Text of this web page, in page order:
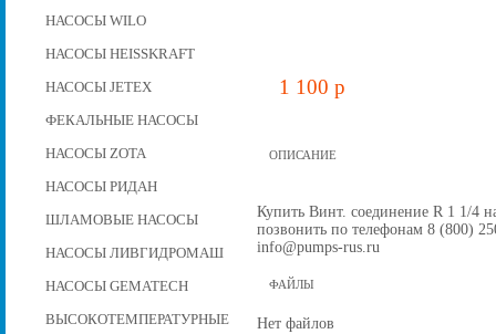
НАСОСЫ WILO
НАСОСЫ HEISSKRAFT
НАСОСЫ JETEX
ФЕКАЛЬНЫЕ НАСОСЫ
НАСОСЫ ZOTA
НАСОСЫ РИДАН
ШЛАМОВЫЕ НАСОСЫ
НАСОСЫ ЛИВГИДРОМАШ
НАСОСЫ GEMATECH
ВЫСОКОТЕМПЕРАТУРНЫЕ
1 100 p
ОПИСАНИЕ
Купить Винт. соединение R 1 1/4
позвонить по телефонам 8 (800)
info@pumps-rus.ru
ФАЙЛЫ
Нет файлов